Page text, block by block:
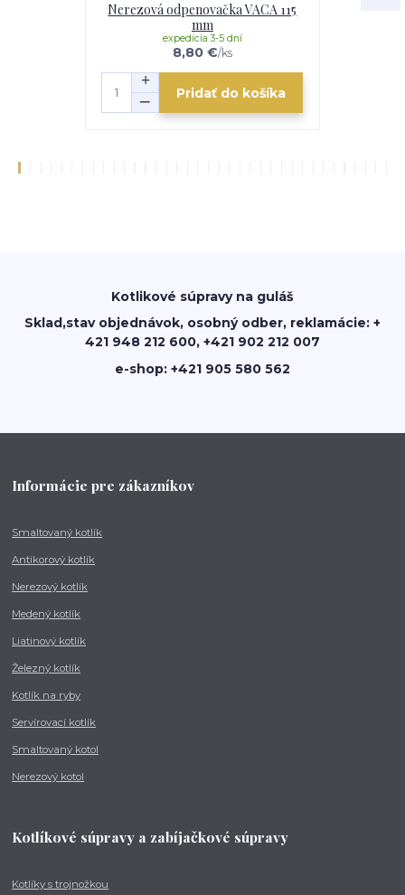
Nerezová odpenovačka VACA 115
mm
8,80 €/ks
expedícia 3-5 dní
Pridať do košíka
Kotlikové súpravy na guláš
Sklad,stav objednávok, osobný odber, reklamácie: +
421 948 212 600, +421 902 212 007
e-shop: +421 905 580 562
Informácie pre zákazníkov
Smaltovaný kotlík
Antikorový kotlík
Nerezový kotlík
Medený kotlík
Liatinový kotlík
Železný kotlík
Kotlík na ryby
Servírovací kotlík
Smaltovaný kotol
Nerezový kotol
Kotlíkové súpravy a zabíjačkové súpravy
Kotlíky s trojnožkou